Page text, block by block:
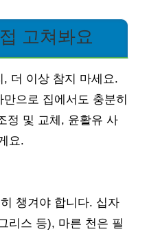
고쳐봐요
더 이상 참지 마세요.
으로 집에서도 충분히
정 및 교체, 윤활유 사
요.
챙겨야 합니다. 십자
리스 등), 마른 천은 필